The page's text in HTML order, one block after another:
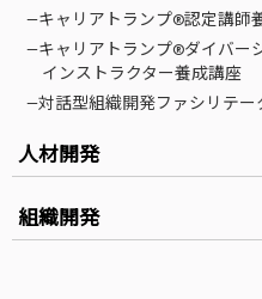
—キャリアトランプ®認定講師
—キャリアトランプ®ダイバー
インストラクター養成講座
—対話型組織開発ファシリテー
人材開発
組織開発